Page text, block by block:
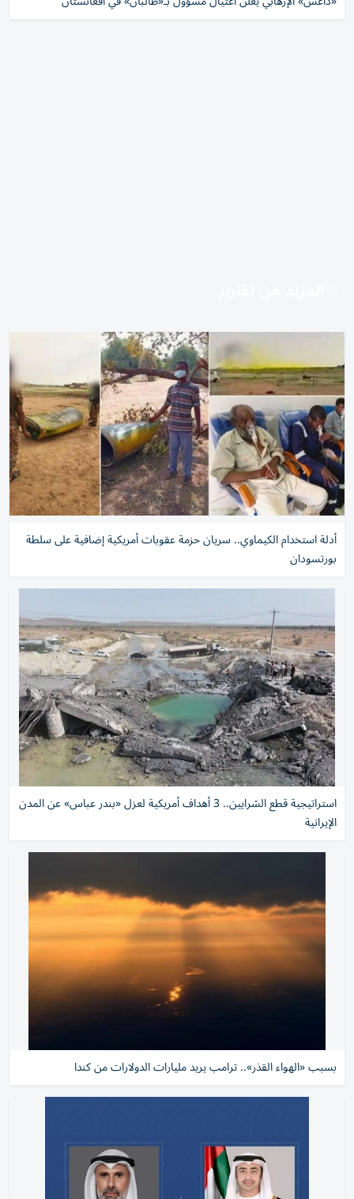
أدلة استخدام الكيماوي.. سريان حزمة عقوبات أمريكية إضافية على سلطة
بورتسودان
استراتيجية قطع الشرايين.. 3 أهداف أمريكية لعزل «بندر عباس» عن المدن
الإيرانية
بسبب «الهواء القذر».. ترامب يريد مليارات الدولارات من كندا